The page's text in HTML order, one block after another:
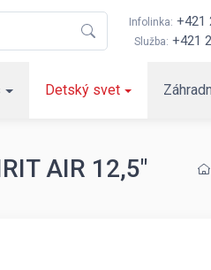
Infolinka: +421
Služba: +421
Detský svet
AIR 12,5"